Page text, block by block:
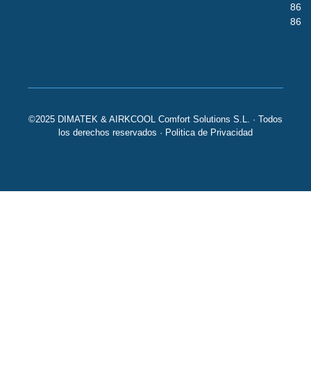
86
86
©2025 DIMATEK & AIRKCOOL Comfort Solutions S.L. · Todos
los derechos reservados · Politica de Privacidad